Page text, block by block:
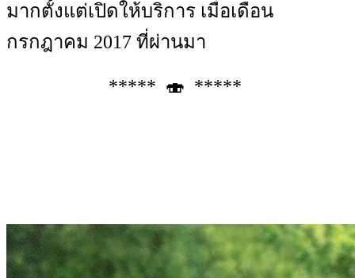
มากตั้งแต่เปิดให้บริการ เมื่อเดือน
กรกฎาคม 2017 ที่ผ่านมา
***** 🍣 *****